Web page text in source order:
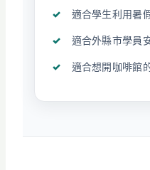
適合學生利用暑
適合外縣市學員
適合想開咖啡館